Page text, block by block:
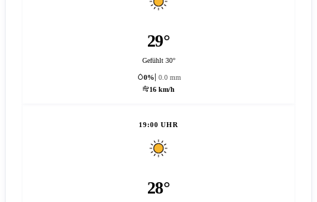
29°
Gefühlt 30°
0%
0.0 mm
16 km/h
19:00 UHR
28°